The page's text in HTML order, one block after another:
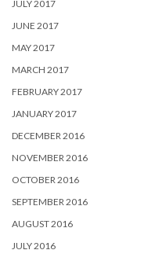
JULY 2017
JUNE 2017
MAY 2017
MARCH 2017
FEBRUARY 2017
JANUARY 2017
DECEMBER 2016
NOVEMBER 2016
OCTOBER 2016
SEPTEMBER 2016
AUGUST 2016
JULY 2016